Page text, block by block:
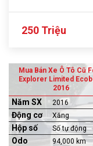
250 Triệu
Mua Bán Xe Ô Tô Cũ
Explorer Limited
2016
Năm SX 2016
Động cơ Xăng
Hộp số Số tự động
Odo 94,000 km